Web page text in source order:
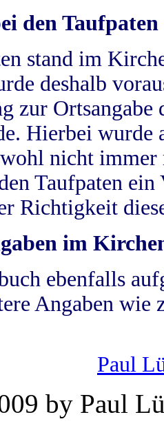
den Taufpaten
stand im
deshalb
zur
Hierbei wurde
nicht
Taufpaten
Richtigkeit
im
ebenfalls
Angaben wie
Paul
by Paul